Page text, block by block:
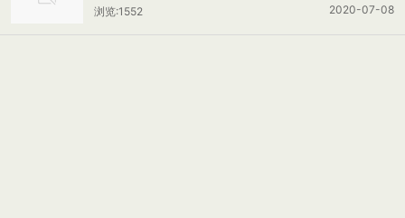
..........慧眼 2020-07-08
浏览:1552